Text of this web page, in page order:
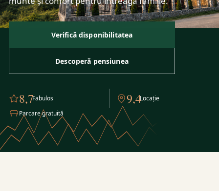
Verifică disponibilitatea
Descoperă pensiunea
8,7Fabulos 9,4Locație
Parcare gratuită